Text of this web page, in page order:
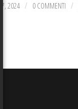
7, 2024 / 0 COMMENTI /